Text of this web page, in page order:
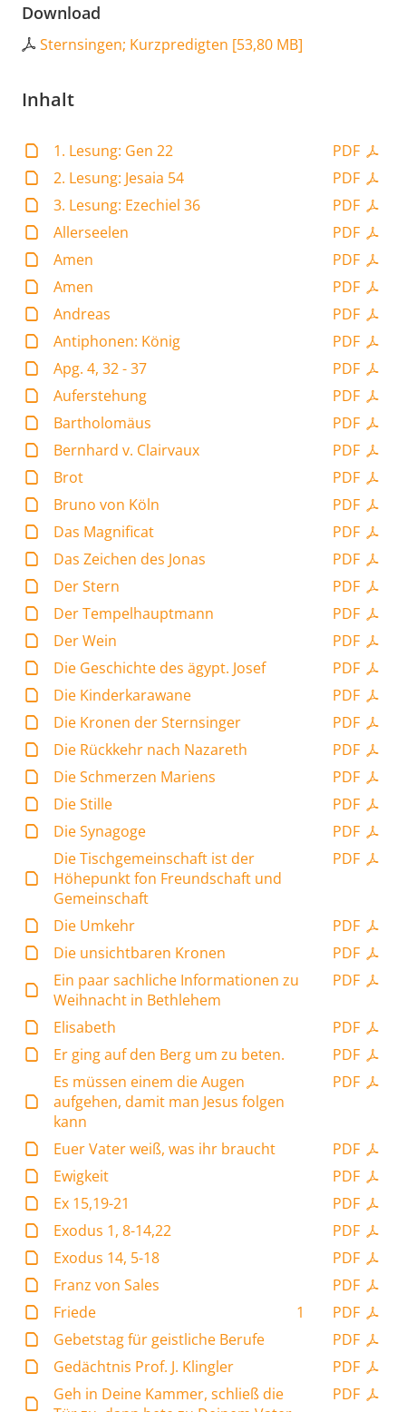
Download
Sternsingen; Kurzpredigten [53,80 MB]
Inhalt
PDF
1. Lesung: Gen 22
PDF
2. Lesung: Jesaia 54
PDF
3. Lesung: Ezechiel 36
PDF
Allerseelen
PDF
Amen
PDF
Amen
PDF
Andreas
PDF
Antiphonen: König
PDF
Apg. 4, 32 - 37
PDF
Auferstehung
PDF
Bartholomäus
PDF
Bernhard v. Clairvaux
PDF
Brot
PDF
Bruno von Köln
PDF
Das Magnificat
PDF
Das Zeichen des Jonas
PDF
Der Stern
PDF
Der Tempelhauptmann
PDF
Der Wein
PDF
Die Geschichte des ägypt. Josef
PDF
Die Kinderkarawane
PDF
Die Kronen der Sternsinger
PDF
Die Rückkehr nach Nazareth
PDF
Die Schmerzen Mariens
PDF
Die Stille
PDF
Die Synagoge
PDF
Die Tischgemeinschaft ist der
Höhepunkt fon Freundschaft und
Gemeinschaft
PDF
Die Umkehr
PDF
Die unsichtbaren Kronen
PDF
Ein paar sachliche Informationen zu
Weihnacht in Bethlehem
PDF
Elisabeth
PDF
Er ging auf den Berg um zu beten.
PDF
Es müssen einem die Augen
aufgehen, damit man Jesus folgen
kann
PDF
Euer Vater weiß, was ihr braucht
PDF
Ewigkeit
PDF
Ex 15,19-21
PDF
Exodus 1, 8-14,22
PDF
Exodus 14, 5-18
PDF
Franz von Sales
PDF
1
Friede
PDF
Gebetstag für geistliche Berufe
PDF
Gedächtnis Prof. J. Klingler
PDF
Geh in Deine Kammer, schließ die